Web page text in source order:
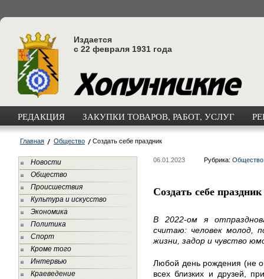
Издается
с 22 февраля 1931 года
РЕДАКЦИЯ ЗАКУПКИ ТОВАРОВ, РАБОТ, УСЛУГ
Главная Общество Создать себе праздник
Новости
Общество
Происшествия
Культура и искусство
Экономика
Политика
Спорт
Кроме того
Интервью
Краеведение
06.01.2023 Рубрика: Общество
Создать себе праздник
В 2022-ом я
считаю: человек молод,
жизни, задор и чувство
Любой день рождения (не
всех близких и друзей,